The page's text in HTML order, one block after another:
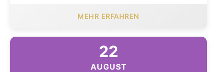
MEHR ERFAHREN
22
AUGUST